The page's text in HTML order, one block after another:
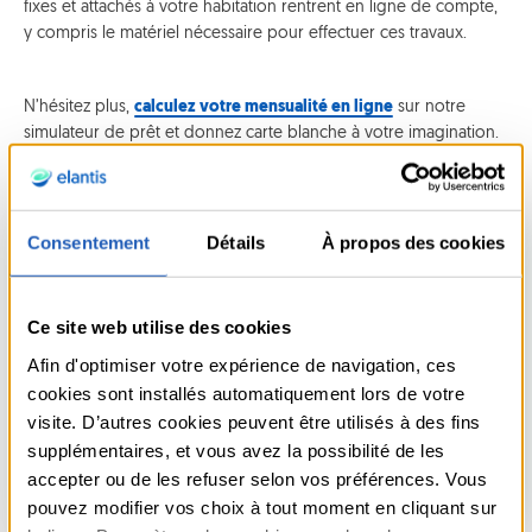
Consentement Détails À propos des cookies
Ce site web utilise des cookies
Afin d'optimiser votre expérience de navigation, ces
cookies sont installés automatiquement lors de votre
visite. D’autres cookies peuvent être utilisés à des fins
supplémentaires, et vous avez la possibilité de les
accepter ou de les refuser selon vos préférences. Vous
pouvez modifier vos choix à tout moment en cliquant sur
fixes et attachés à votre habitation rentrent en ligne de compte,
y compris le matériel nécessaire pour effectuer ces travaux.
N’hésitez plus, calculez votre mensualité en ligne sur notre
simulateur de prêt et donnez carte blanche à votre imagination.
Saviez-vous que...
Chez Elantis, nous versons le montant requis pour vos
réception de bons de commande ou factures. Vous
versez donc vous-mêmes les fonds à l’entrepreneur
en fonction de l’évolution des travaux.